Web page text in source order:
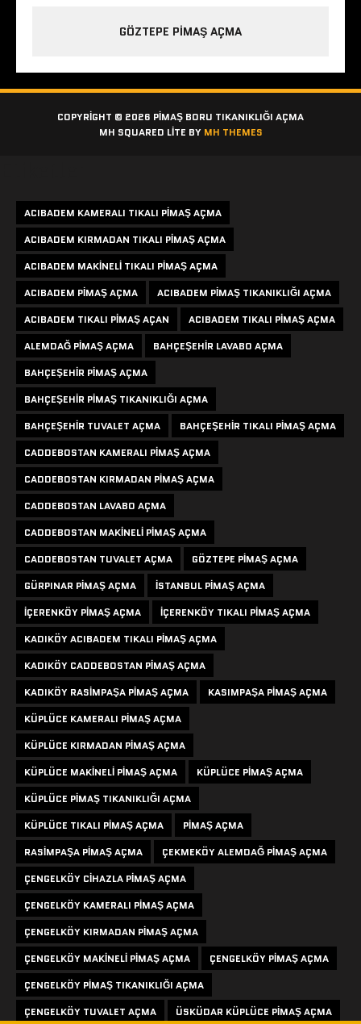
GÖZTEPE PIMAŞ AÇMA
COPYRIGHT © 2026 PIMAŞ BORU TIKANIKLIĞI AÇMA
MH SQUARED LITE BY MH THEMES
ACIBADEM KAMERALI TIKALI PIMAŞ AÇMA
ACIBADEM KIRMADAN TIKALI PIMAŞ AÇMA
ACIBADEM MAKINELI TIKALI PIMAŞ AÇMA
ACIBADEM PIMAŞ AÇMA
ACIBADEM PIMAŞ TIKANIKLIĞI AÇMA
ACIBADEM TIKALI PIMAŞ AÇAN
ACIBADEM TIKALI PIMAŞ AÇMA
ALEMDAĞ PIMAŞ AÇMA
BAHÇEŞEHIR LAVABO AÇMA
BAHÇEŞEHIR PIMAŞ AÇMA
BAHÇEŞEHIR PIMAŞ TIKANIKLIĞI AÇMA
BAHÇEŞEHIR TUVALET AÇMA
BAHÇEŞEHIR TIKALI PIMAŞ AÇMA
CADDEBOSTAN KAMERALI PIMAŞ AÇMA
CADDEBOSTAN KIRMADAN PIMAŞ AÇMA
CADDEBOSTAN LAVABO AÇMA
CADDEBOSTAN MAKINELI PIMAŞ AÇMA
CADDEBOSTAN TUVALET AÇMA
GÖZTEPE PIMAŞ AÇMA
GÜRPINAR PIMAŞ AÇMA
ISTANBUL PIMAŞ AÇMA
IÇERENKÖY PIMAŞ AÇMA
IÇERENKÖY TIKALI PIMAŞ AÇMA
KADIKÖY ACIBADEM TIKALI PIMAŞ AÇMA
KADIKÖY CADDEBOSTAN PIMAŞ AÇMA
KADIKÖY RASIMPAŞA PIMAŞ AÇMA
KASIMPAŞA PIMAŞ AÇMA
KÜPLÜCE KAMERALI PIMAŞ AÇMA
KÜPLÜCE KIRMADAN PIMAŞ AÇMA
KÜPLÜCE MAKINELI PIMAŞ AÇMA
KÜPLÜCE PIMAŞ AÇMA
KÜPLÜCE PIMAŞ TIKANIKLIĞI AÇMA
KÜPLÜCE TIKALI PIMAŞ AÇMA
PIMAŞ AÇMA
RASIMPAŞA PIMAŞ AÇMA
ÇEKMEKÖY ALEMDAĞ PIMAŞ AÇMA
ÇENGELKÖY CIHAZLA PIMAŞ AÇMA
ÇENGELKÖY KAMERALI PIMAŞ AÇMA
ÇENGELKÖY KIRMADAN PIMAŞ AÇMA
ÇENGELKÖY MAKINELI PIMAŞ AÇMA
ÇENGELKÖY PIMAŞ AÇMA
ÇENGELKÖY PIMAŞ TIKANIKLIĞI AÇMA
ÇENGELKÖY TUVALET AÇMA
ÜSKÜDAR KÜPLÜCE PIMAŞ AÇMA